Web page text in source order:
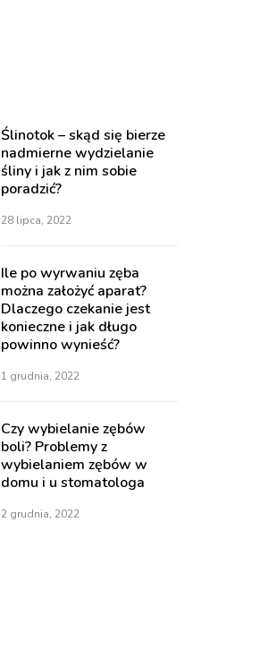
Ślinotok – skąd się bierze
nadmierne wydzielanie
śliny i jak z nim sobie
poradzić?
28 lipca, 2022
Ile po wyrwaniu zęba
można założyć aparat?
Dlaczego czekanie jest
konieczne i jak długo
powinno wynieść?
1 grudnia, 2022
Czy wybielanie zębów
boli? Problemy z
wybielaniem zębów w
domu i u stomatologa
2 grudnia, 2022